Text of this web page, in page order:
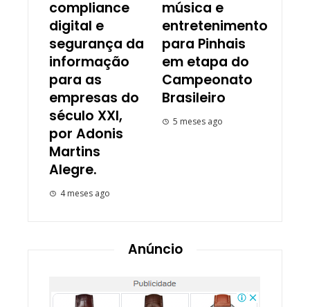
compliance
digital e
segurança da
informação
para as
empresas do
século XXI,
por Adonis
Martins
Alegre.
4 meses ago
música e
entretenimento
para Pinhais
em etapa do
Campeonato
Brasileiro
5 meses ago
Anúncio